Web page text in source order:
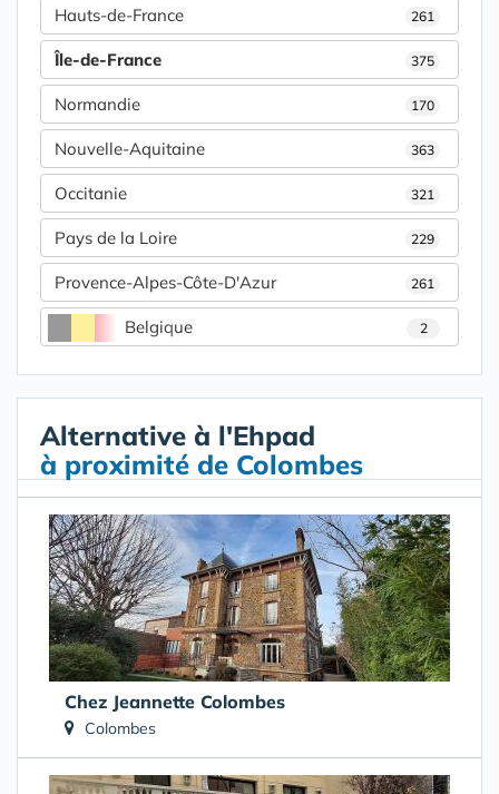
Hauts-de-France 261
Île-de-France 375
Normandie 170
Nouvelle-Aquitaine 363
Occitanie 321
Pays de la Loire 229
Provence-Alpes-Côte-D'Azur 261
Belgique 2
Alternative à l'Ehpad
à proximité de Colombes
Chez Jeannette Colombes
Colombes